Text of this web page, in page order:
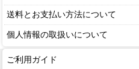
送料とお支払い方法について
個人情報の取扱いについて
ご利用ガイド